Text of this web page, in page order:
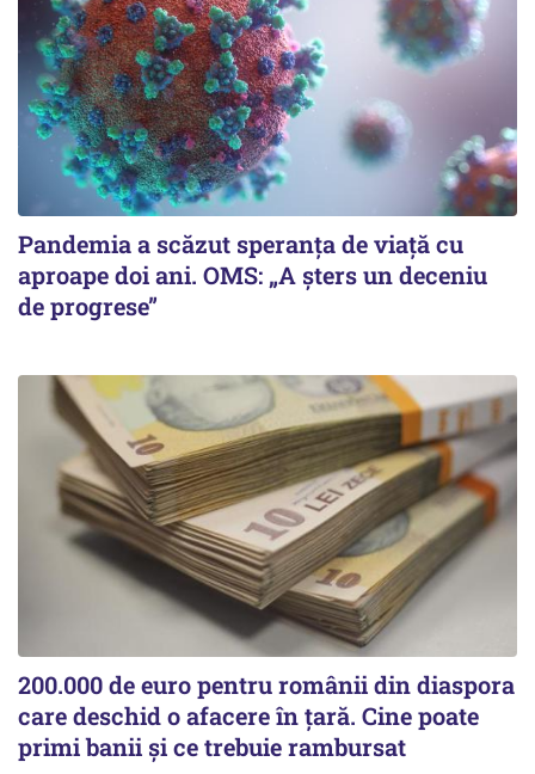
Pandemia a scăzut speranţa de viaţă cu
aproape doi ani. OMS: „A şters un deceniu
de progrese”
200.000 de euro pentru românii din diaspora
care deschid o afacere în țară. Cine poate
primi banii și ce trebuie rambursat